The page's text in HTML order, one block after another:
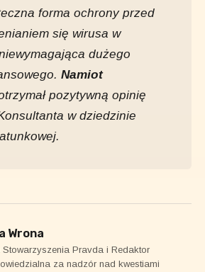
forma ochrony przed
się wirusa w
dużego
Namiot
pozytywną opinię
w dziedzinie
Wrona
Stowarzyszenia Pravda i Redaktor
za nadzór nad kwestiami